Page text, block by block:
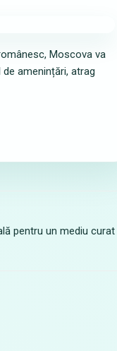
Moscova va
amenințări, atrag
pentru un mediu curat